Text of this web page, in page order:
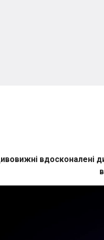
вдосконалені